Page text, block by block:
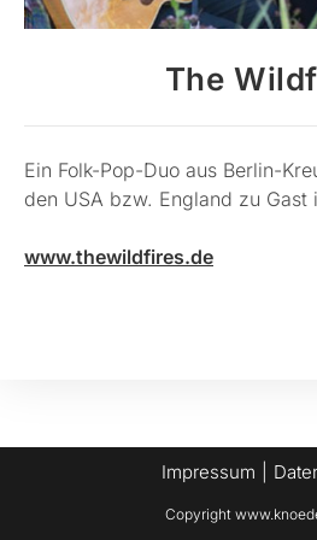
The
Ein Folk-Pop-Duo aus Berlin-
den USA bzw. England zu Gast
www.thewildfires.de
Impressum
Copyright